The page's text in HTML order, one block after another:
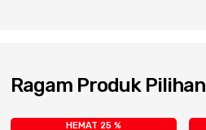
Cat dan Kimia
Saniter
Ragam Produk Pilihan
HEMAT 25 %